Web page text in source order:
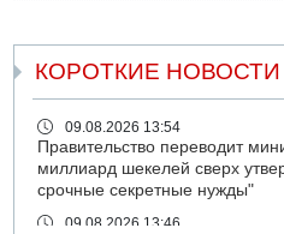
КОРОТКИЕ НОВОСТИ
09.08.2026 13:54
Правительство переводит
миллиард шекелей сверх
срочные секретные нужды"
09.08.2026 13:46